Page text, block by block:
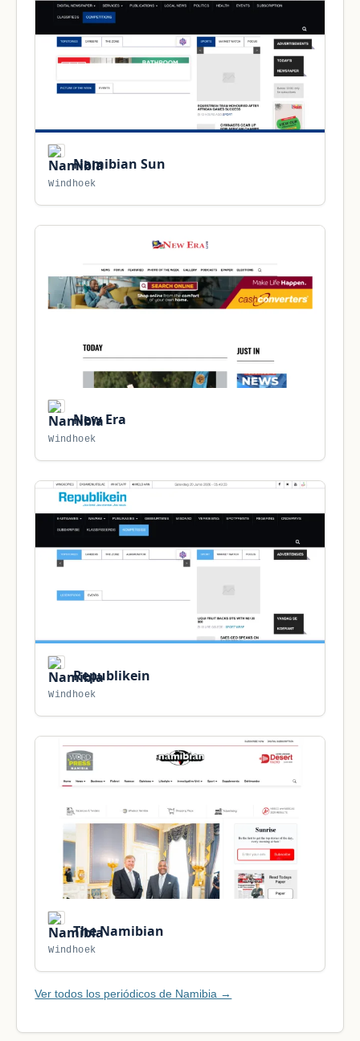
Namibian Sun
Windhoek
New Era
Windhoek
Republikein
Windhoek
The Namibian
Windhoek
Ver todos los periódicos de Namibia →